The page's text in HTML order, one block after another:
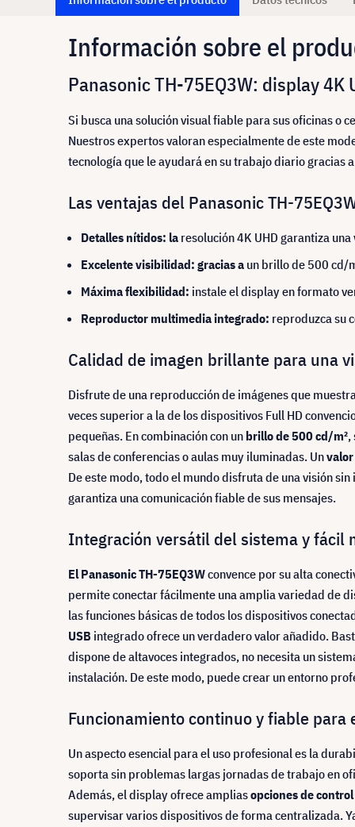
Información sobre el
Panasonic TH-75EQ3W: display
Si busca una solución visual fiable para sus oficinas o
Nuestros expertos valoran especialmente de este
tecnología que le ayudará en su trabajo diario gracias
Las ventajas del Panasonic TH-
Detalles nítidos: la resolución 4K UHD garantiza
Excelente visibilidad: gracias a un brillo de 500 cd/
Máxima flexibilidad: instale el display en formato
Reproductor multimedia integrado: reproduzca su
Calidad de imagen brillante para una
Disfrute de una reproducción de imágenes que
veces superior a la de los dispositivos Full HD
pequeñas. En combinación con un brillo de 500 cd/m²,
salas de conferencias o aulas muy iluminadas. Un
De este modo, todo el mundo disfruta de una visión
garantiza una comunicación fiable de sus mensajes.
Integración versátil del sistema y fácil
El Panasonic TH-75EQ3Wconvence por su alta
permite conectar fácilmente una amplia variedad de
las funciones básicas de todos los dispositivos
USB integrado ofrece un verdadero valor añadido.
dispone de altavoces integrados, no necesita un
instalación. De este modo, puede crear un entorno
Funcionamiento continuo y fiable para
Un aspecto esencial para el uso profesional es la
soporta sin problemas largas jornadas de trabajo en
Además, el display ofrece ampliasopciones de
supervisar varios dispositivos de forma centralizada.